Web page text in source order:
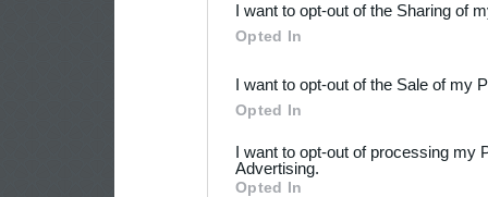
Downstream Participants
third parties.
I want to opt-out of the Sharing of
Opted In
I want to opt-out of the Sale of my
Opted In
I want to opt-out of processing my
Advertising.
Opted In